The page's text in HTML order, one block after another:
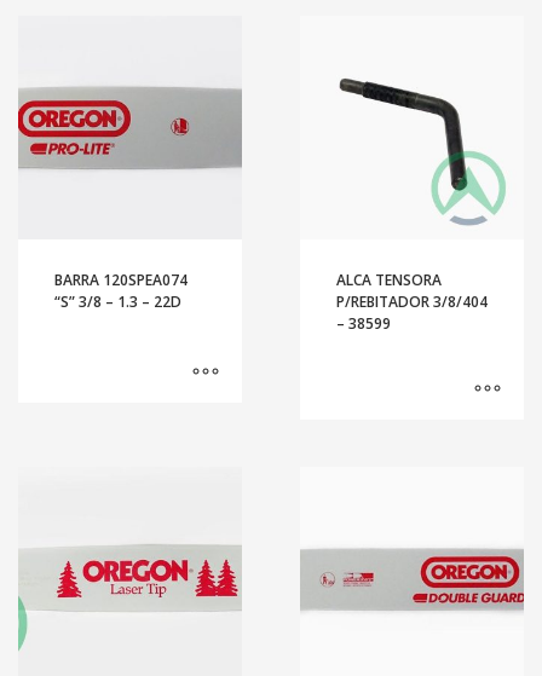
BARRA 120SPEA074
“S” 3/8 – 1.3 – 22D
ALCA TENSORA
P/REBITADOR 3/8/404
– 38599